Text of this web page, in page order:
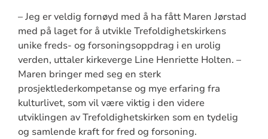
– Jeg er veldig fornøyd med å ha fått Maren Jørstad
med på laget for å utvikle Trefoldighetskirkens
unike freds- og forsoningsoppdrag i en urolig
verden, uttaler kirkeverge Line Henriette Holten. –
Maren bringer med seg en sterk
prosjektlederkompetanse og mye erfaring fra
kulturlivet, som vil være viktig i den videre
utviklingen av Trefoldighetskirken som en tydelig
og samlende kraft for fred og forsoning.